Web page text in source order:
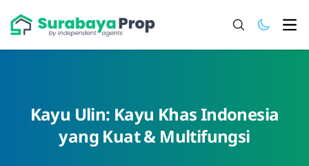
Kayu Ulin: Kayu Khas Indonesia
yang Kuat & Multifungsi